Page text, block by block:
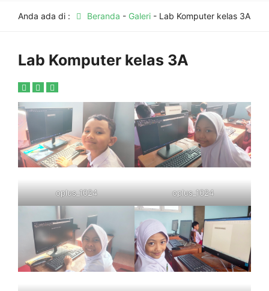
Anda ada di : Beranda - Galeri- Lab Komputer kelas 3A
Lab Komputer kelas 3A
oplus_1024 oplus_1024